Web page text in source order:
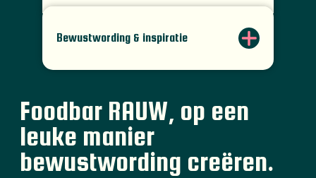
Bewustwording & inspiratie
Foodbar RAUW, op een
leuke manier
bewustwording creëren.